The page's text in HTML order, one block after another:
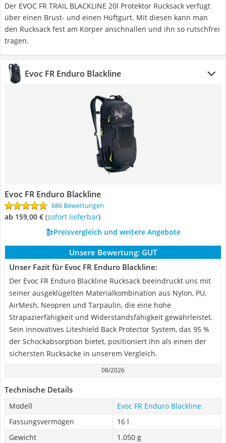
Der EVOC FR TRAIL BLACKLINE 20l Protektor Rucksack verfügt
über einen Brust- und einen Hüftgurt. Mit diesen kann man
den Rucksack fest am Körper anschnallen und ihn so rutschfrei
tragen.
Evoc FR Enduro Blackline
Evoc FR Enduro Blackline
686 Bewertungen
ab 159,00 € ( Sofort lieferbar)
Preisvergleich und weitere Angebote
Unsere Bewertung: GUT
Unser Fazit für Evoc FR Enduro Blackline:
Der Evoc FR Enduro Blackline Rucksack beeindruckt uns mit
seiner ausgeklügelten Materialkombination aus Nylon, PU,
AirMesh, Neopren und Tarpaulin, die eine hohe
Strapazierfähigkeit und Widerstandsfähigkeit gewährleistet.
Sein innovatives Liteshield Back Protector System, das 95 %
der Schockabsorption bietet, positioniert ihn als einen der
sichersten Rucksäcke in unserem Vergleich.
08/2026
Technische Details
Modell
Evoc FR Enduro Blackline
Fassungsvermögen
16 l
Gewicht
1.050 g